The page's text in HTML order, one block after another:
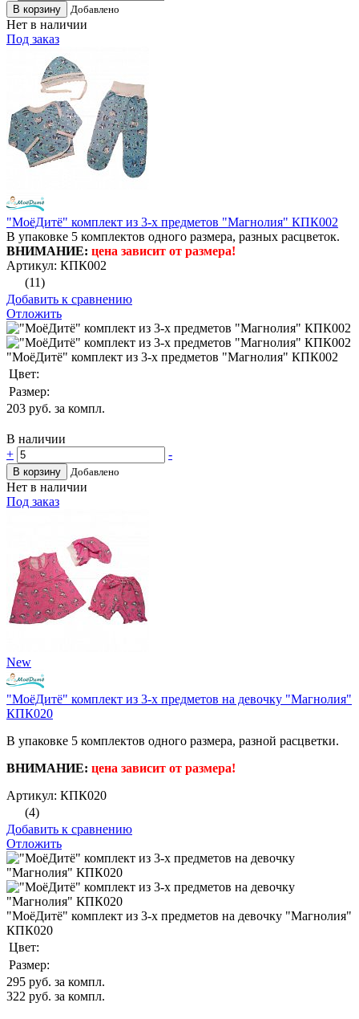
В корзину Добавлено
Нет в наличии
Под заказ
"МоёДитё" комплект из 3-х предметов "Магнолия" КПК002
В упаковке 5 комплектов одного размера, разных расцветок.
ВНИМАНИЕ: цена зависит от размера!
Артикул: КПК002
(11)
Добавить к сравнению
Отложить
"МоёДитё" комплект из 3-х предметов "Магнолия" КПК002
Цвет:
Размер:
203 руб. за компл.
В наличии
+
-
В корзину Добавлено
Нет в наличии
Под заказ
New
"МоёДитё" комплект из 3-х предметов на девочку "Магнолия"
КПК020
В упаковке 5 комплектов одного размера, разной расцветки.
ВНИМАНИЕ: цена зависит от размера!
Артикул: КПК020
(4)
Добавить к сравнению
Отложить
"МоёДитё" комплект из 3-х предметов на девочку "Магнолия"
КПК020
Цвет:
Размер:
295 руб. за компл.
322 руб. за компл.